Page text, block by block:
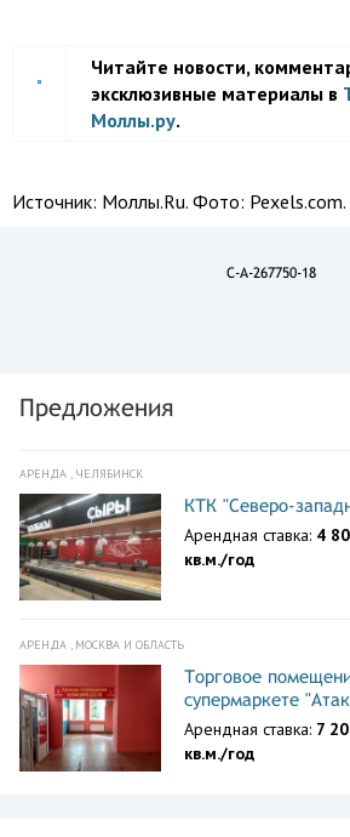
Читайте новости,
эксклюзивные материалы в
Моллы.ру.
Источник: Моллы.Ru. Фото: Pexels.com.
C-A-267750-18
Предложения
АРЕНДА , ЧЕЛЯБИНСК
КТК "Северо-
Арендная ставка: 4
кв.м./год
АРЕНДА , МОСКВА И ОБЛАСТЬ
Торговое
супермаркете
Арендная ставка: 7
кв.м./год